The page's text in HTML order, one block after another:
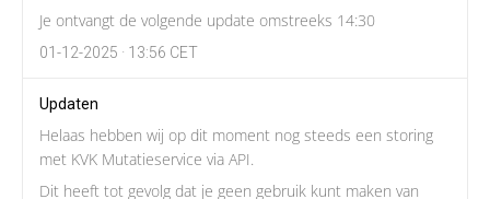
Je ontvangt de volgende update omstreeks 14:30
01-12-2025 · 13:56 CET
Updaten
Helaas hebben wij op dit moment nog steeds een storing
met KVK Mutatieservice via API.
Dit heeft tot gevolg dat je geen gebruik kunt maken van